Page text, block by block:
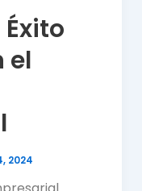
el
2024